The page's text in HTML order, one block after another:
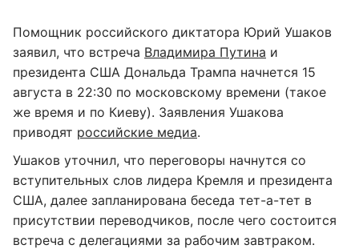
Помощник российского диктатора Юрий Ушаков
заявил, что встреча Владимира Путина и
президента США Дональда Трампа начнется 15
августа в 22:30 по московскому времени (такое
же время и по Киеву). Заявления Ушакова
приводят российские медиа.
Ушаков уточнил, что переговоры начнутся со
вступительных слов лидера Кремля и президента
США, далее запланирована беседа тет-а-тет в
присутствии переводчиков, после чего состоится
встреча с делегациями за рабочим завтраком.